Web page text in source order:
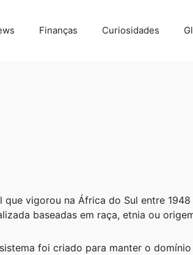
Finanças Curiosidades
vigorou na África do Sul entre 1948
baseadas em raça, etnia ou
foi criado para manter o domínio